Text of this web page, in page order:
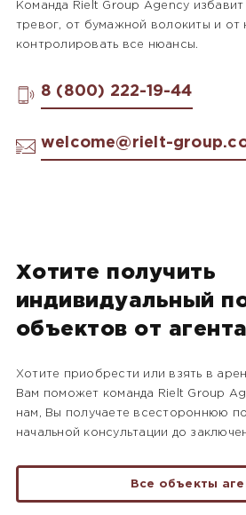
Команда Rielt Group Agency
тревог, от бумажной волокиты и от
контролировать все нюансы.
8 (800) 222-19-44
welcome@rielt-
Хотите получить
индивидуальный
объектов от
Хотите приобрести или взять в
Вам поможет команда Rielt Group
нам, Вы получаете всестороннюю
начальной консультации до
Все объекты